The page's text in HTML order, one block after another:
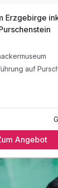
Erzgebirge
auf
Angebot